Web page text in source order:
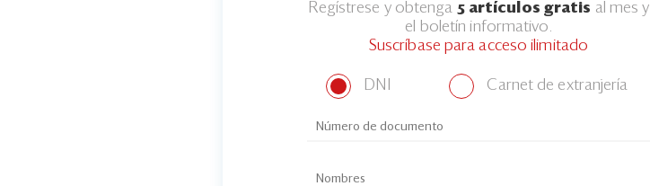
Regístrese y obtenga 5 artículos gratis al mes y
el boletín informativo.
Suscríbase para acceso ilimitado
DNI Carnet de extranjería